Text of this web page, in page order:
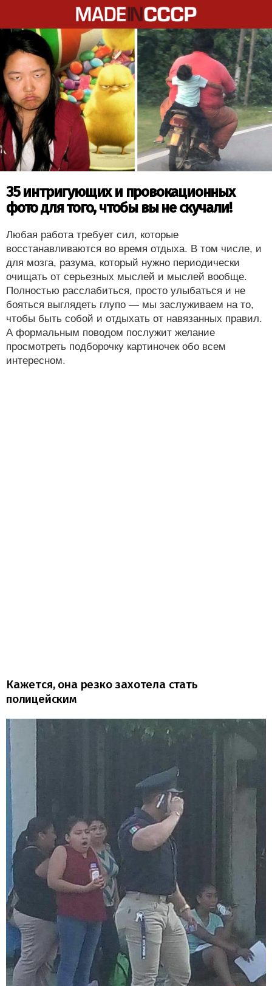
35 интригующих и провокационных
фото для того, чтобы вы не скучали!
Любая работа требует сил, которые
восстанавливаются во время отдыха. В том числе, и
для мозга, разума, который нужно периодически
очищать от серьезных мыслей и мыслей вообще.
Полностью расслабиться, просто улыбаться и не
бояться выглядеть глупо — мы заслуживаем на то,
чтобы быть собой и отдыхать от навязанных правил.
А формальным поводом послужит желание
просмотреть подборочку картиночек обо всем
интересном.
Кажется, она резко захотела стать
полицейским